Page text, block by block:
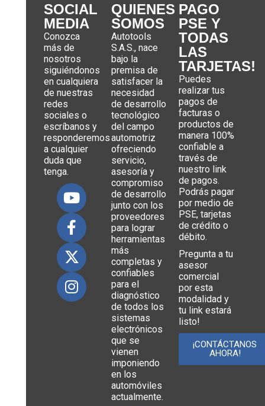
SOCIAL
MEDIA
Conozca
más de
nosotros
siguiéndonos
en cualquiera
de nuestras
redes
sociales o
escríbanos y
responderemos
a cualquier
duda que
tenga.
QUIENES
SOMOS
Autotools
S.A.S., nace
bajo la
premisa de
satisfacer la
necesidad
de desarrollo
tecnológico
del campo
automotriz
ofreciendo
servicio,
asesoría y
compromiso
de desarrollo
junto con los
proveedores
para lograr
herramientas
más
completas y
confiables
para el
diagnóstico
de todos los
sistemas
electrónicos
que se
vienen
imponiendo
en los
automóviles
actualmente.
PAGO
PSE Y
TODAS
LAS
TARJETAS!
Puedes
realizar tus
pagos de
facturas o
productos de
manera 100%
confiable a
través de
nuestro link
de pagos.
Podrás pagar
por medio de
PSE, tarjetas
de crédito o
débito.
Pregunta a tu
asesor
comercial
por esta
modalidad y
tu link estará
listo!
¡CONTÁCTANOS
AHORA!